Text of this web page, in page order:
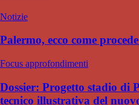
Notizie
Palermo, ecco come
Focus approfondimenti
Dossier: Progetto stadio di
tecnico illustrativa del